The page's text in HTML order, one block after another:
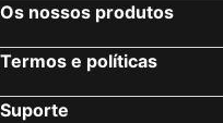
Os nossos produtos
Termos e políticas
Suporte